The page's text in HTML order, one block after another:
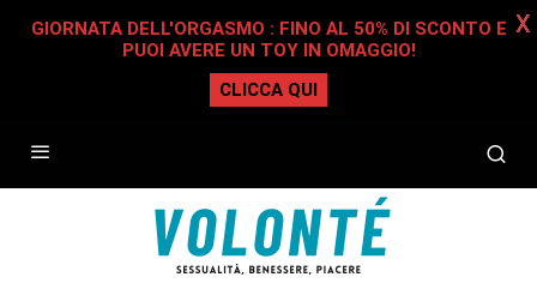
GIORNATA DELL'ORGASMO : FINO AL 50% DI SCONTO E
PUOI AVERE UN TOY IN OMAGGIO!
CLICCA QUI
X